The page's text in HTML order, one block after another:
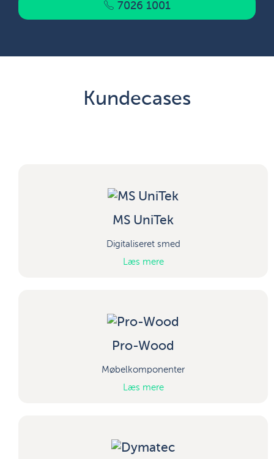
7026 1001
Kundecases
MS UniTek
Digitaliseret smed
Læs mere
Pro-Wood
Møbelkomponenter
Læs mere